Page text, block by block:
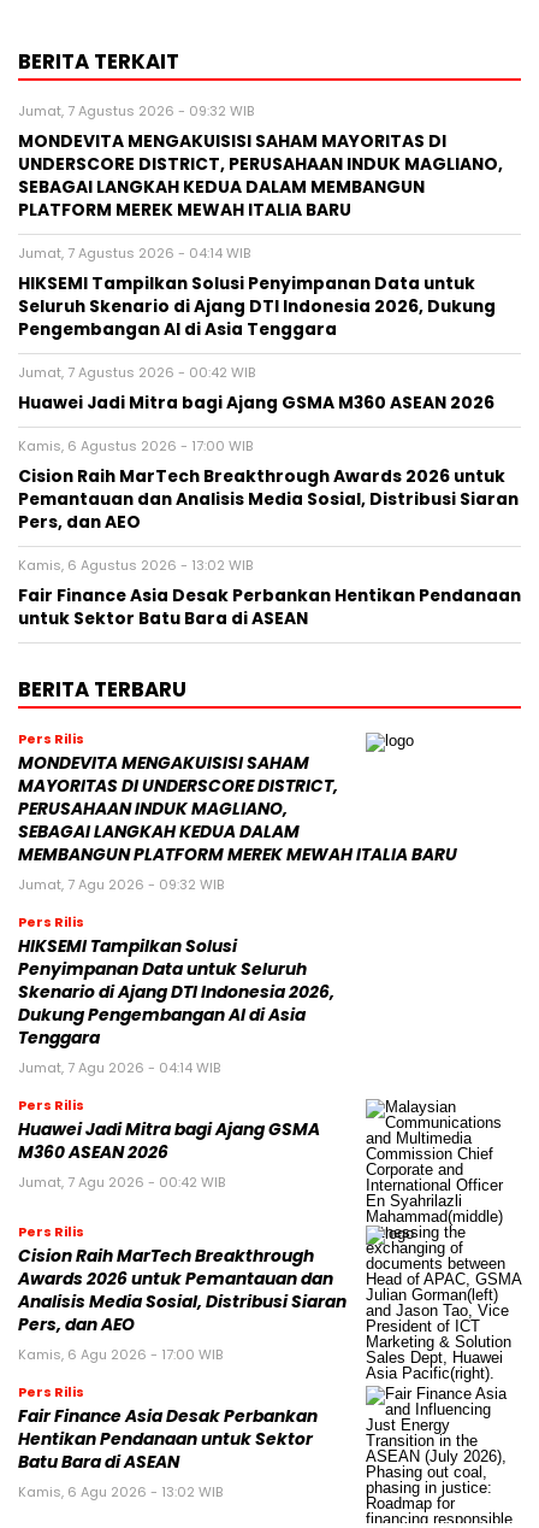
BERITA TERKAIT
Jumat, 7 Agustus 2026 - 09:32 WIB
MONDEVITA MENGAKUISISI SAHAM MAYORITAS DI
UNDERSCORE DISTRICT, PERUSAHAAN INDUK MAGLIANO,
SEBAGAI LANGKAH KEDUA DALAM MEMBANGUN
PLATFORM MEREK MEWAH ITALIA BARU
Jumat, 7 Agustus 2026 - 04:14 WIB
HIKSEMI Tampilkan Solusi Penyimpanan Data untuk
Seluruh Skenario di Ajang DTI Indonesia 2026, Dukung
Pengembangan AI di Asia Tenggara
Jumat, 7 Agustus 2026 - 00:42 WIB
Huawei Jadi Mitra bagi Ajang GSMA M360 ASEAN 2026
Kamis, 6 Agustus 2026 - 17:00 WIB
Cision Raih MarTech Breakthrough Awards 2026 untuk
Pemantauan dan Analisis Media Sosial, Distribusi Siaran
Pers, dan AEO
Kamis, 6 Agustus 2026 - 13:02 WIB
Fair Finance Asia Desak Perbankan Hentikan Pendanaan
untuk Sektor Batu Bara di ASEAN
BERITA TERBARU
Pers Rilis
MONDEVITA MENGAKUISISI SAHAM
MAYORITAS DI UNDERSCORE DISTRICT,
PERUSAHAAN INDUK MAGLIANO,
SEBAGAI LANGKAH KEDUA DALAM
MEMBANGUN PLATFORM MEREK MEWAH ITALIA BARU
Jumat, 7 Agu 2026 - 09:32 WIB
Pers Rilis
HIKSEMI Tampilkan Solusi
Penyimpanan Data untuk Seluruh
Skenario di Ajang DTI Indonesia 2026,
Dukung Pengembangan AI di Asia
Tenggara
Jumat, 7 Agu 2026 - 04:14 WIB
Pers Rilis
Huawei Jadi Mitra bagi Ajang GSMA
M360 ASEAN 2026
Jumat, 7 Agu 2026 - 00:42 WIB
Pers Rilis
Cision Raih MarTech Breakthrough
Awards 2026 untuk Pemantauan dan
Analisis Media Sosial, Distribusi Siaran
Pers, dan AEO
Kamis, 6 Agu 2026 - 17:00 WIB
Pers Rilis
Fair Finance Asia Desak Perbankan
Hentikan Pendanaan untuk Sektor
Batu Bara di ASEAN
Kamis, 6 Agu 2026 - 13:02 WIB